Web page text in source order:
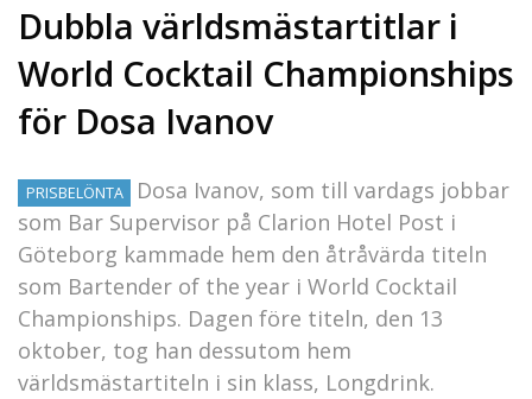
Dubbla världsmästartitlar i
World Cocktail Championships
för Dosa Ivanov
PRISBELÖNTA
Dosa Ivanov, som till vardags jobbar
som Bar Supervisor på Clarion Hotel Post i
Göteborg kammade hem den åtråvärda titeln
som Bartender of the year i World Cocktail
Championships. Dagen före titeln, den 13
oktober, tog han dessutom hem
världsmästartiteln i sin klass, Longdrink.